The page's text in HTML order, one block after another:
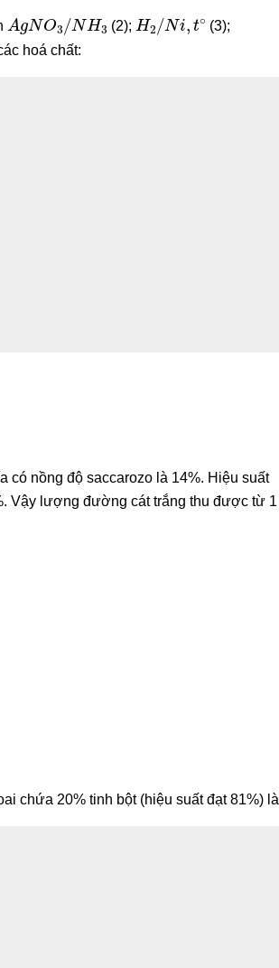
A NO /NH3
(2);
H2 /Ni,t ∘
(3);
hoá chất:
có nồng độ saccarozo là 14%. Hiệu suất
Vậy lượng đường cát trắng thu được từ 1
chứa 20% tinh bột (hiệu suất đạt 81%) là